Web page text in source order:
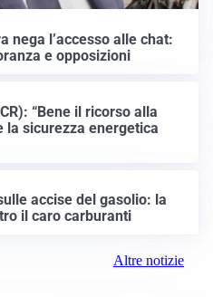
nega l’accesso alle chat:
e opposizioni
“Bene il ricorso alla
la sicurezza energetica
accise del gasolio: la
il caro carburanti
Altre notizie